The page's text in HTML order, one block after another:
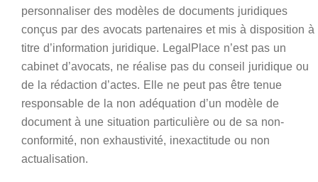
personnaliser des modèles de documents juridiques
conçus par des avocats partenaires et mis à disposition à
titre d’information juridique. LegalPlace n’est pas un
cabinet d’avocats, ne réalise pas du conseil juridique ou
de la rédaction d’actes. Elle ne peut pas être tenue
responsable de la non adéquation d’un modèle de
document à une situation particulière ou de sa non-
conformité, non exhaustivité, inexactitude ou non
actualisation.